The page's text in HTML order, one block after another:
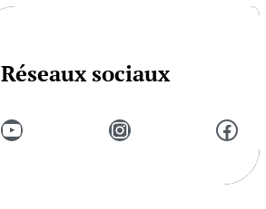
Réseaux sociaux
YouTube Instagram Facebook